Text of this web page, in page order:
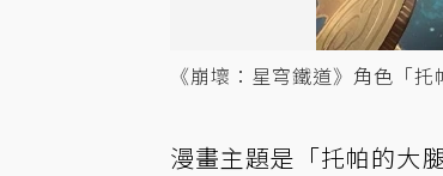
《崩壞：星穹鐵道》角色「
漫畫主題是「托帕的大